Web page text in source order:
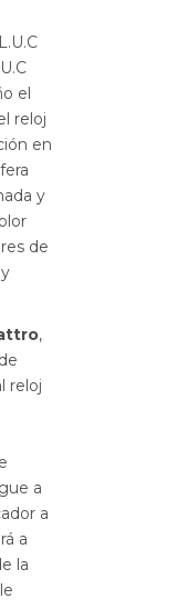
el
reloj
en
y
de
,
reloj
a
a
a
la